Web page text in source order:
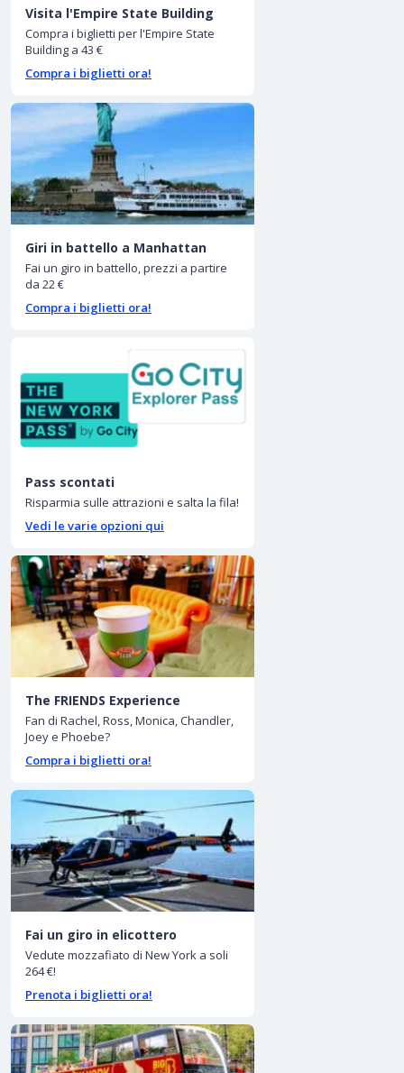
Visita l'Empire State Building
Compra i biglietti per l'Empire State
Building a 43 €
Compra i biglietti ora!
Giri in battello a Manhattan
Fai un giro in battello, prezzi a partire
da 22 €
Compra i biglietti ora!
Pass scontati
Risparmia sulle attrazioni e salta la fila!
Vedi le varie opzioni qui
The FRIENDS Experience
Fan di Rachel, Ross, Monica, Chandler,
Joey e Phoebe?
Compra i biglietti ora!
Fai un giro in elicottero
Vedute mozzafiato di New York a soli
264 €!
Prenota i biglietti ora!